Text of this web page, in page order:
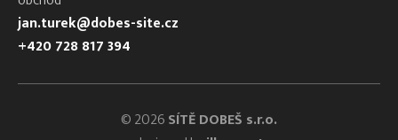
jan.turek@dobes-site.cz
+420 728 817 394
© 2026SÍTĚ DOBEŠ s.r.o.